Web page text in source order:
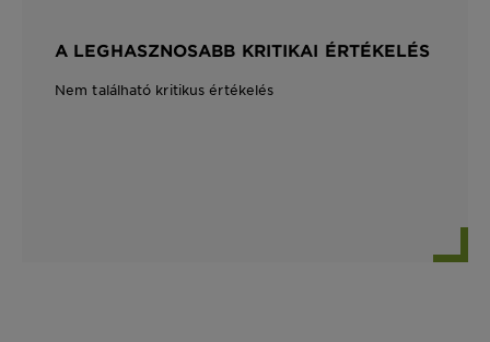
A LEGHASZNOSABB KRITIKAI ÉRTÉKELÉS
Nem található kritikus értékelés